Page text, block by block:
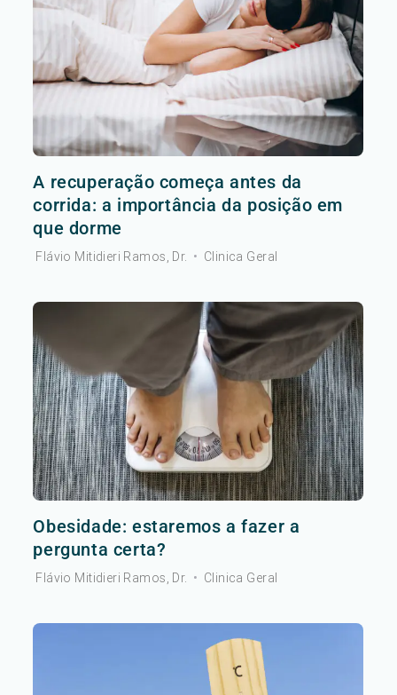
A recuperação começa antes da
corrida: a importância da posição em
que dorme
Flávio Mitidieri Ramos, Dr. • Clinica Geral
Obesidade: estaremos a fazer a
pergunta certa?
Flávio Mitidieri Ramos, Dr. • Clinica Geral